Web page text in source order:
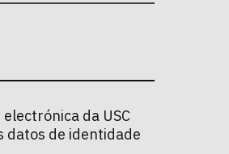
da USC
datos de identidade